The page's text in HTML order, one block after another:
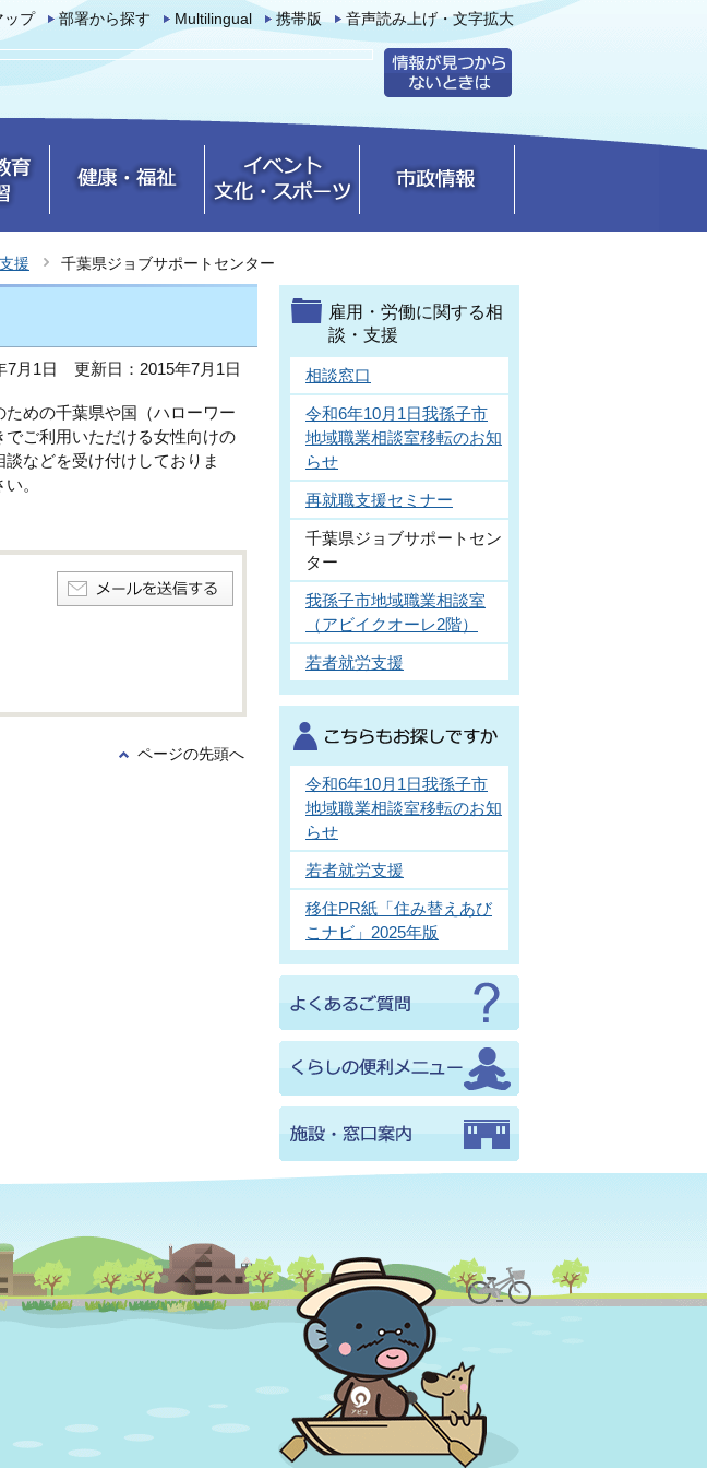
ップ 部署から探す Multilingual 携帯版 音声読み上げ・文字拡大
援 千葉県ジョブサポートセンター
7月1日 更新日：2015年7月1日
ための千葉県や国（ハローワー
ご利用いただける女性向けの
などを受け付けしておりま
。
ページの先頭へ
雇用・労働に関する相
談・支援
相談窓口
令和6年10月1日我孫子市
地域職業相談室移転のお知
らせ
再就職支援セミナー
千葉県ジョブサポートセン
ター
我孫子市地域職業相談室
（アビイクオーレ2階）
若者就労支援
令和6年10月1日我孫子市
地域職業相談室移転のお知
らせ
若者就労支援
移住PR紙「住み替えあび
こナビ」2025年版